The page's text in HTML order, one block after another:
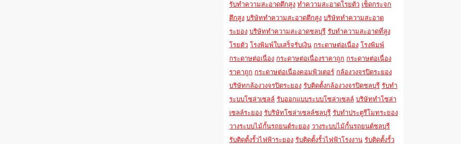
รับทำความสะอาดตึกสูง ทำความสะอาดโรยตัว เช็ดกระจก
ตึกสูง บริษัททำความสะอาดตึกสูง บริษัททำความสะอาด
ระยอง บริษัททำความสะอาดชลบุรี รับทำความสะอาดที่สูง
โรยตัว โรงพิมพ์ใบเสร็จรับเงิน กระดาษต่อเนื่อง โรงพิมพ์
กระดาษต่อเนื่อง กระดาษต่อเนื่องราคาถูก กระดาษต่อเนื่อง
ราคาถูก กระดาษต่อเนื่องคอมพิวเตอร์ กล้องวงจรปิดระยอง
บริษัทกล้องวงจรปิดระยอง รับติดตั้งกล้องวงจรปิดชลบุรี รับทำ
ระบบโซล่าเซลล์ รับออกแบบระบบโซล่าเซลล์ บริษัททำโซล่า
เซลล์ระยอง รับริษัทโซล่าเซลล์ชลบุรี รับทำประตูรีโมทระยอง
วางระบบไม้กั้นรถยนต์ระยอง วางระบบไม้กั้นรถยนต์ชลบุรี
รับติดตั้งรั้วไฟฟ้าระยอง รับติดตั้งรั้วไฟฟ้าโรงงาน รับติดตั้งรั้ว